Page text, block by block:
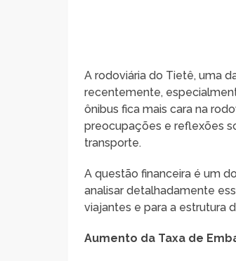
A rodoviária do Tietê, uma
recentemente,
ônibus fica mais cara na
preocupações e reflexões
transporte.
A questão financeira é um
analisar detalhadamente
viajantes e para a estrutura
Aumento da Taxa de